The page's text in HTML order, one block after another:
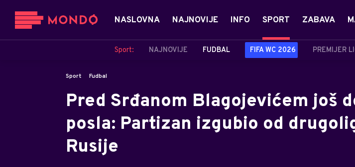
NASLOVNA NAJNOVIJE INFO SPORT
Sport: NAJNOVIJE FUDBAL FIFA WC 2026 PREMIJER
ZABAVA
Sport Fudbal
Pred Srđanom Blagojevićem još
posla: Partizan izgubio od
Rusije